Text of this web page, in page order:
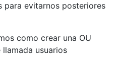
para evitarnos posteriores
como crear una OU
usuarios